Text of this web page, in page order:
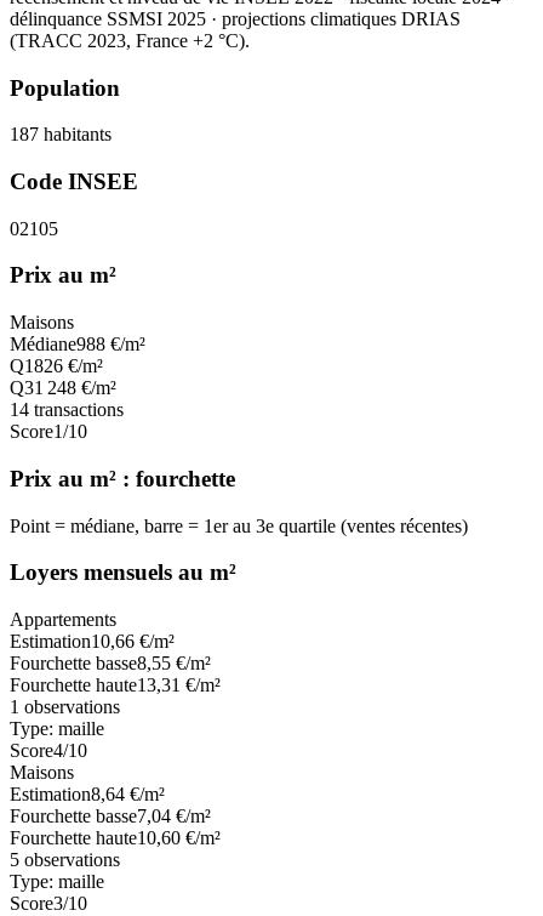
délinquance SSMSI 2025 · projections climatiques DRIAS
(TRACC 2023, France +2 °C).
Population
187 habitants
Code INSEE
02105
Prix au m²
Maisons
Médiane988 €/m²
Q1826 €/m²
Q31 248 €/m²
14 transactions
Score1/10
Prix au m² : fourchette
Point = médiane, barre = 1er au 3e quartile (ventes récentes)
Loyers mensuels au m²
Appartements
Estimation10,66 €/m²
Fourchette basse8,55 €/m²
Fourchette haute13,31 €/m²
1 observations
Type: maille
Score4/10
Maisons
Estimation8,64 €/m²
Fourchette basse7,04 €/m²
Fourchette haute10,60 €/m²
5 observations
Type: maille
Score3/10